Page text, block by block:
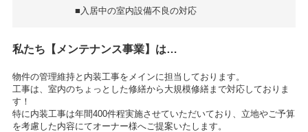
■入居中の室内設備不良の対応
私たち【メンテナンス事業】は…
物件の管理維持と内装工事をメインに担当しております。
工事は、室内のちょっとした修繕から大規模修繕まで対応しておりま
す！
特に内装工事は年間400件程実施させていただいており、立地やご予算
を考慮した内容にてオーナー様へご提案いたします。